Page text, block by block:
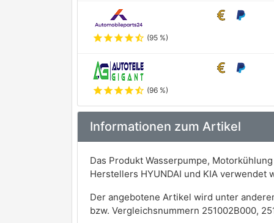
starstarstarstarstar_half (95 %)
starstarstarstarstar_half (96 %)
Informationen zum Artikel
Das Produkt Wasserpumpe,
Herstellers HYUNDAI und KIA verwendet
Der angebotene Artikel wird unter
bzw. Vergleichsnummern 251002B000,